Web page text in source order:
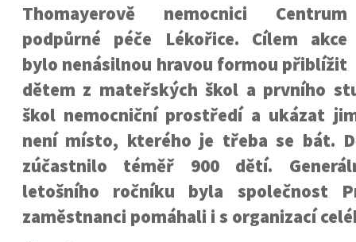
Thomayerově nemocnici Centrum
podpůrné péče Lékořice. Cílem akce
bylo nenásilnou hravou formou přiblížit
dětem z mateřských škol a prvního
škol nemocniční prostředí a ukázat
není místo, kterého je třeba se bát.
zúčastnilo téměř 900 dětí.
letošního ročníku byla společnost
zaměstnanci pomáhali i s organizací